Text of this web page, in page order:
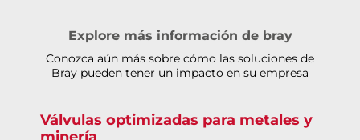
Explore más información de bray
Conozca aún más sobre cómo las soluciones de
Bray pueden tener un impacto en su empresa
Válvulas optimizadas para metales y